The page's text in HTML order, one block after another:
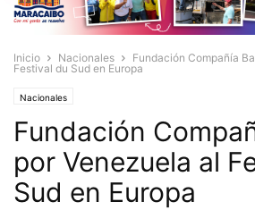
Inicio Nacionales
Fundación Compañía
Festival du Sud en Europa
Nacionales
Fundación
por Venezuela al
Sud en Europa